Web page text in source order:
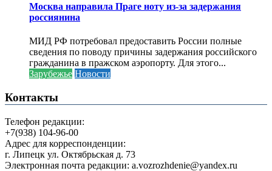
Москва направила Праге ноту из-за задержания
россиянина
МИД РФ потребовал предоставить России полные
сведения по поводу причины задержания российского
гражданина в пражском аэропорту. Для этого...
Зарубежье Новости
Контакты
Телефон редакции:
+7(938) 104-96-00
Адрес для корреспонденции:
г. Липецк ул. Октябрьская д. 73
Электронная почта редакции: a.vozrozhdenie@yandex.ru